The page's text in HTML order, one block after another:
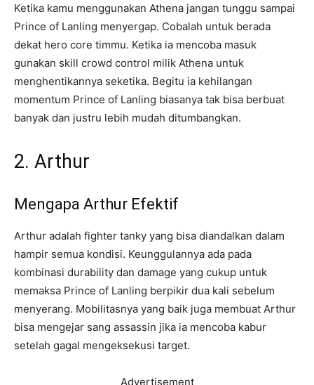
Ketika kamu menggunakan Athena jangan tunggu sampai
Prince of Lanling menyergap. Cobalah untuk berada
dekat hero core timmu. Ketika ia mencoba masuk
gunakan skill crowd control milik Athena untuk
menghentikannya seketika. Begitu ia kehilangan
momentum Prince of Lanling biasanya tak bisa berbuat
banyak dan justru lebih mudah ditumbangkan.
2. Arthur
Mengapa Arthur Efektif
Arthur adalah fighter tanky yang bisa diandalkan dalam
hampir semua kondisi. Keunggulannya ada pada
kombinasi durability dan damage yang cukup untuk
memaksa Prince of Lanling berpikir dua kali sebelum
menyerang. Mobilitasnya yang baik juga membuat Arthur
bisa mengejar sang assassin jika ia mencoba kabur
setelah gagal mengeksekusi target.
Advertisement